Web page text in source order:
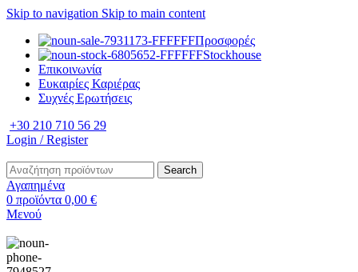
Skip to navigation Skip to main content
Προσφορές
Stockhouse
Επικοινωνία
Ευκαιρίες Καριέρας
Συχνές Ερωτήσεις
+30 210 710 56 29
Login / Register
Search
Αγαπημένα
0 προϊόντα 0,00 €
Μενού